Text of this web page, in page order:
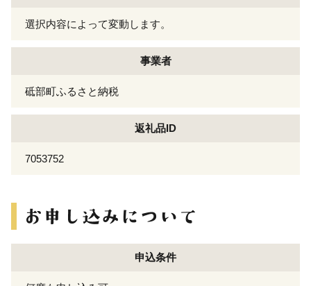
選択内容によって変動します。
事業者
砥部町ふるさと納税
返礼品ID
7053752
申込条件